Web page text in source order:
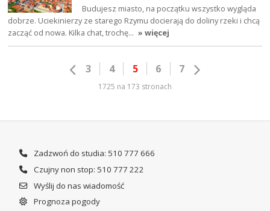
Budujesz miasto, na początku wszystko wygląda
dobrze. Uciekinierzy ze starego Rzymu docierają do doliny rzeki i chcą
zacząć od nowa. Kilka chat, trochę… » więcej
3 4 5 6 7
1725 na 173 stronach
Zadzwoń do studia: 510 777 666
Czujny non stop: 510 777 222
Wyślij do nas wiadomość
Prognoza pogody